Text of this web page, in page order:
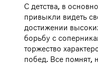
С детства, в
привыкли видеть
достижении
борьбу с
торжество
побед. Все помнят,